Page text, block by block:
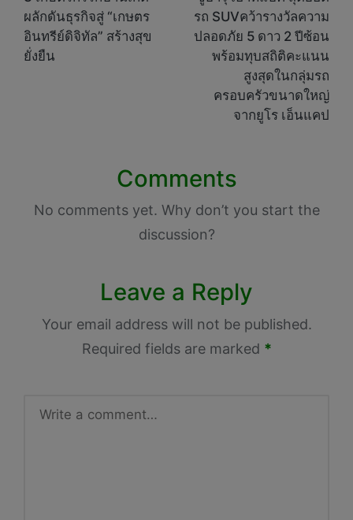
ผลักดันธุรกิจสู่ “เกษตร
อินทรีย์ดิจิทัล” สร้างสุข
ยั่งยืน
รถ SUVคว้ารางวัลความ
ปลอดภัย 5 ดาว 2 ปีซ้อน
พร้อมทุบสถิติคะแนน
สูงสุดในกลุ่มรถ
ครอบครัวขนาดใหญ่
จากยูโร เอ็นแคป
Comments
No comments yet. Why don’t you start the
discussion?
Leave a Reply
Your email address will not be published.
Required fields are marked *